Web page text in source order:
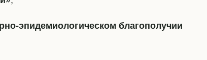
эпидемиологическом благополучии